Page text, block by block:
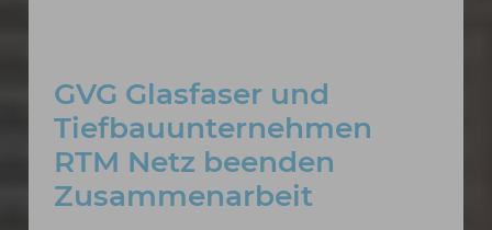
GVG Glasfaser und
Tiefbauunternehmen
RTM Netz beenden
Zusammenarbeit